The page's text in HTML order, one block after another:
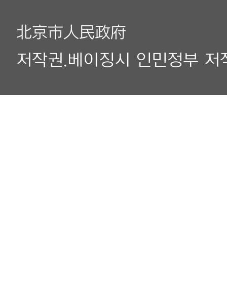
北京市人民政府
저작권.베이징시 인민정부